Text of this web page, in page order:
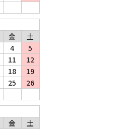
金
土
4
5
11
12
18
19
25
26
金
土